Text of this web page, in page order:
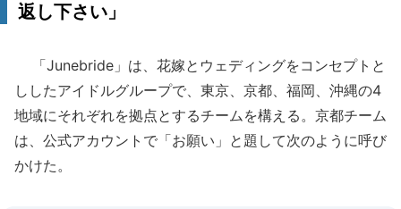
返し下さい」
「Junebride」は、花嫁とウェディングをコンセプトと
ししたアイドルグループで、東京、京都、福岡、沖縄の4
地域にそれぞれを拠点とするチームを構える。京都チーム
は、公式アカウントで「お願い」と題して次のように呼び
かけた。